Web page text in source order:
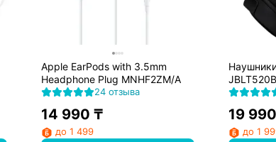
Apple EarPods with 3.5mm
Headphone Plug MNHF2ZM/A
24 отзыва
14 990 ₸
до 1 499
19 990
до 1